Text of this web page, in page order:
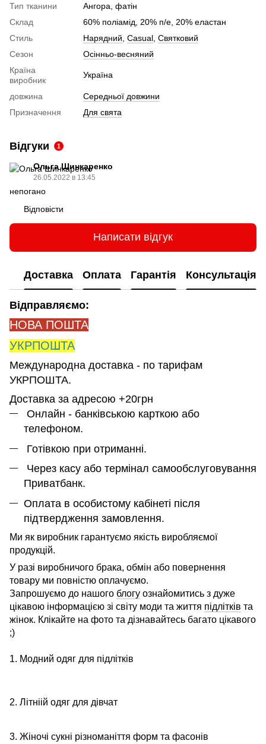
Тип тканини
Ангора, фатін
Склад
60% поліамід, 20% п/е, 20% еластан
Стиль
Нарядний Сasual Святковий
Сезон
Осінньо-весняний
Країна
виробник
Україна
довжина
Середньої довжини
Призначення
Для свята
Відгуки 1
Ольга Шинкаренко
26.05.2022 в 13:45
непогано
Відповісти
Написати відгук
Доставка Оплата Гарантія Консультація
Відправляємо:
НОВА ПОШТА
УКРПОШТА
Международна доставка - по тарифам
УКРПОШТА.
Доставка за адресою +20грн
Онлайн - банківською карткою або
телефоном.
Готівкою при отриманні.
Через касу або термінал самообслуговування
Приватбанк.
Оплата в особистому кабінеті після
підтвердження замовлення.
Ми як виробник гарантуємо якість виробляємої
продукцій.
У разі виробничого брака, обмін або повернення
товару ми повністю оплачуємо.
Запрошуємо до нашого блогу ознайомитись з дуже
цікавою інформацією зі світу моди та життя підлітків та
жінок. Клікайте на фото та дізнавайтесь багато цікавого
;)
1. Модний одяг для підлітків
2. Літніій одяг для дівчат
3. Жіночі сукні різноманіття форм та фасонів